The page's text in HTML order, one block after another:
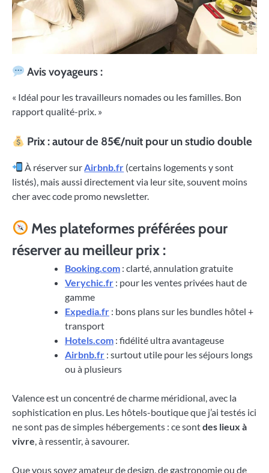
Avis voyageurs :
« Idéal pour les travailleurs nomades ou les familles. Bon
rapport qualité-prix. »
Prix : autour de 85€/nuit pour un studio double
À réserver sur Airbnb.fr (certains logements y sont
listés), mais aussi directement via leur site, souvent moins
cher avec code promo newsletter.
Mes plateformes préférées pour
réserver au meilleur prix :
Booking.com : clarté, annulation gratuite
Verychic.fr : pour les ventes privées haut de
gamme
Expedia.fr : bons plans sur les bundles hôtel +
transport
Hotels.com : fidélité ultra avantageuse
Airbnb.fr : surtout utile pour les séjours longs
ou à plusieurs
Valence est un concentré de charme méridional, avec la
sophistication en plus. Les hôtels-boutique que j’ai testés ici
ne sont pas de simples hébergements : ce sontdes lieux à
vivre , à ressentir, à savourer.
Que vous soyez amateur de design, de gastronomie ou de